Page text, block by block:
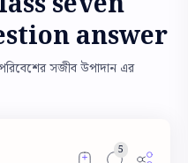
answer
সজীব উপাদান এর